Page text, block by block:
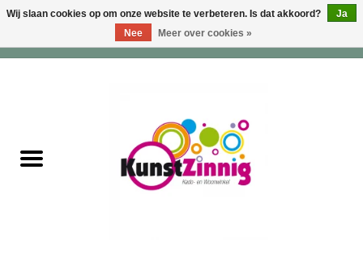
Wonen & Lifestyle
Wij slaan cookies op om onze website te verbeteren. Is dat akkoord?
Ja
Nee
Meer over cookies »